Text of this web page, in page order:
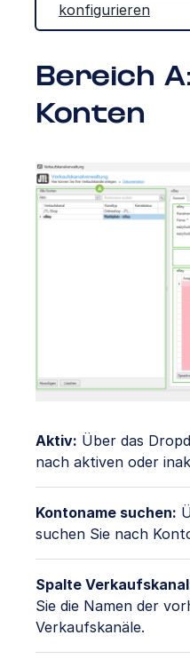
konfigurieren
Bereich
Konten
Aktiv: Über das
nach aktiven oder
Kontoname suchen:
suchen Sie nach
Spalte
Sie die Namen der
Verkaufskanäle.